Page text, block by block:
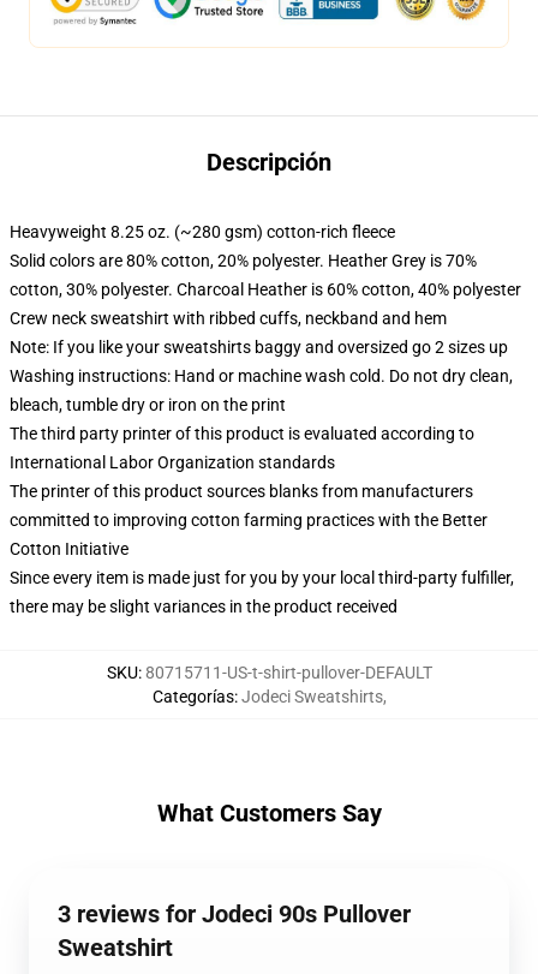
Descripción
Heavyweight 8.25 oz. (~280 gsm) cotton-rich fleece
Solid colors are 80% cotton, 20% polyester. Heather Grey is 70%
cotton, 30% polyester. Charcoal Heather is 60% cotton, 40% polyester
Crew neck sweatshirt with ribbed cuffs, neckband and hem
Note: If you like your sweatshirts baggy and oversized go 2 sizes up
Washing instructions: Hand or machine wash cold. Do not dry clean,
bleach, tumble dry or iron on the print
The third party printer of this product is evaluated according to
International Labor Organization standards
The printer of this product sources blanks from manufacturers
committed to improving cotton farming practices with the Better
Cotton Initiative
Since every item is made just for you by your local third-party fulfiller,
there may be slight variances in the product received
SKU:80715711-US-t-shirt-pullover-DEFAULT
Categorías:Jodeci Sweatshirts,
What Customers Say
3 reviews for Jodeci 90s Pullover
Sweatshirt